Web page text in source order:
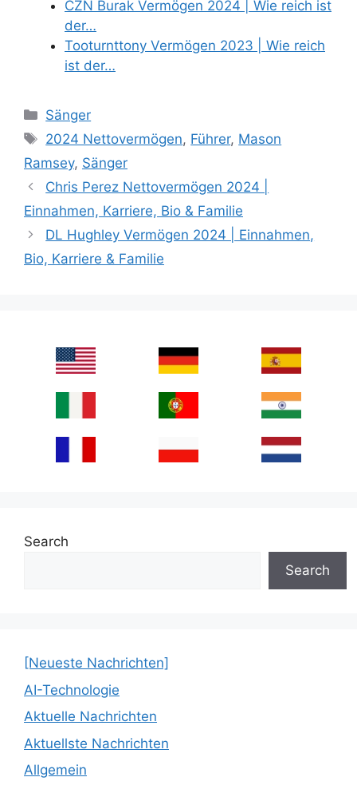
CZN Burak Vermögen 2024 | Wie reich ist
der…
Tooturnttony Vermögen 2023 | Wie reich
ist der…
Categories
Sänger
Tags
2024 Nettovermögen, Führer, Mason
Ramsey, Sänger
Chris Perez Nettovermögen 2024 |
Einnahmen, Karriere, Bio & Familie
DL Hughley Vermögen 2024 | Einnahmen,
Bio, Karriere & Familie
Search
Search
[Neueste Nachrichten]
AI-Technologie
Aktuelle Nachrichten
Aktuellste Nachrichten
Allgemein